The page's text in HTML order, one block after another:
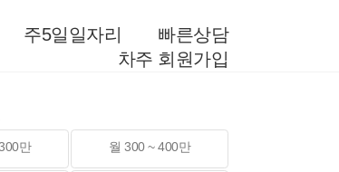
빠른상담
주5일일자리
차주 회원가입
만 월 300 ~ 400만